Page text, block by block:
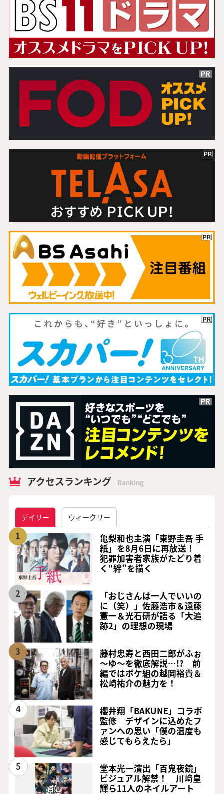
アクセスランキング Ranking
デイリー ウィークリー
1
亀梨和也主演「東野圭吾 手
紙」を8月6日に再放送！
犯罪加害者家族がたどり着
く“絆”を描く
2
「おじさんは一人でいいの
に（笑）」佐藤浩市＆遠藤
憲一＆光石研が語る「大追
跡2」の理想の現場
3
藤村忠寿と西田二郎がふぉ
～ゆ～を徹底解説…!? 前
編ではボケ組の越岡裕貴＆
松崎祐介の魅力を！
4
櫻井翔「BAKUNE」コラボ
監修 デザインに込めたフ
ァンへの思い「僕の温度も
感じてもらえたら」
5
堂本光一演出「百鬼夜鏡」
ビジュアル解禁！ 川﨑皇
輝ら11人のネイルアート